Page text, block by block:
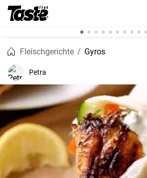
Fleischgerichte Gyros
Petra